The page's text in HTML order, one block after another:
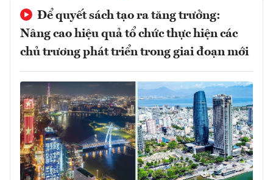
Để quyết sách tạo ra tăng trưởng:
Nâng cao hiệu quả tổ chức thực hiện các
chủ trương phát triển trong giai đoạn mới